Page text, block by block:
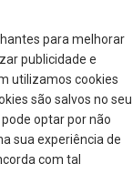
para melhorar
publicidade e
utilizamos cookies
são salvos no seu
optar por não
sua experiência de
com tal